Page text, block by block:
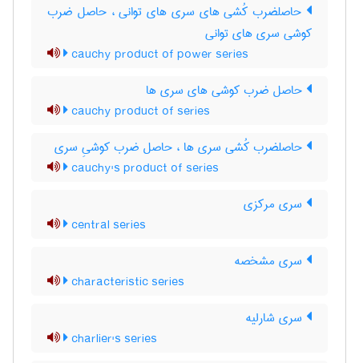
حاصلضرب کُشی های سری های توانی ، حاصل ضرب
کوشی سری های توانی
cauchy product of power series
حاصل ضرب کوشی های سری ها
cauchy product of series
حاصلضرب کُشی سری ها ، حاصل ضرب کوشیِ سری
cauchy's product of series
سری مرکزی
central series
سری مشخصه
characteristic series
سری شارلیه
charlier's series